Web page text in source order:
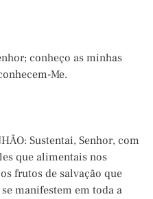
conheço as minhas
Me.
Sustentai, Senhor, com
que alimentais nos
frutos de salvação que
manifestem em toda a